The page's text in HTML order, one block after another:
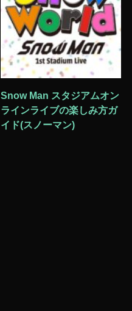
Snow Man スタジアムオン
ラインライブの楽しみ方ガ
イド(スノーマン)